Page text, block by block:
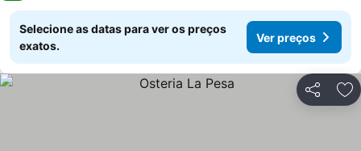
Selecione as datas para ver os preços
exatos.
Ver preços
Partilhar